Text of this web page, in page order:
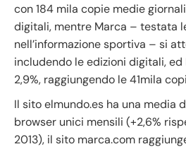
con 184 mila copie medie
digitali, mentre Marca – testata
nell’informazione sportiva – si
includendo le edizioni digitali,
2,9%, raggiungendo le 41mila
Il sito elmundo.es ha una media
browser unici mensili (+2,6%
2013), il sito marca.com